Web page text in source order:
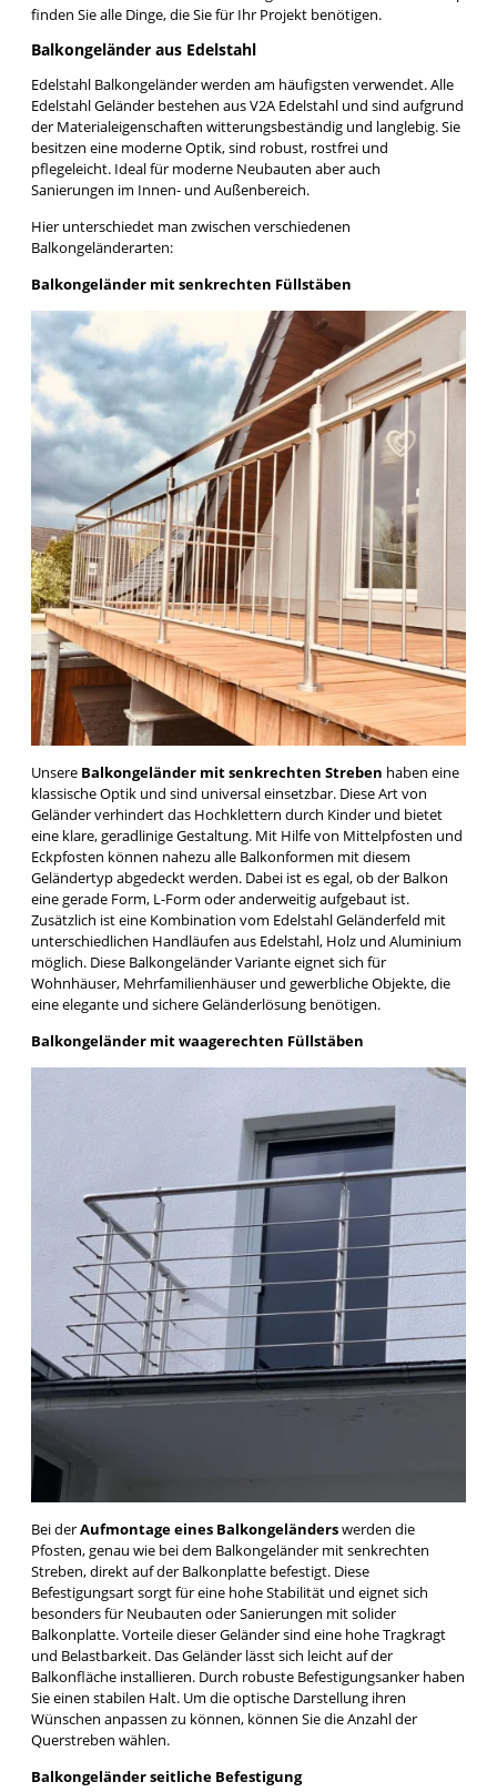
finden Sie alle Dinge, die Sie für Ihr Projekt benötigen.
Balkongeländer aus Edelstahl
Edelstahl Balkongeländer werden am häufigsten verwendet. Alle
Edelstahl Geländer bestehen aus V2A Edelstahl und sind aufgrund
der Materialeigenschaften witterungsbeständig und langlebig. Sie
besitzen eine moderne Optik, sind robust, rostfrei und
pflegeleicht. Ideal für moderne Neubauten aber auch
Sanierungen im Innen- und Außenbereich.
Hier unterschiedet man zwischen verschiedenen
Balkongeländerarten:
Balkongeländer mit senkrechten Füllstäben
Unsere Balkongeländer mit senkrechten Streben haben eine
klassische Optik und sind universal einsetzbar. Diese Art von
Geländer verhindert das Hochklettern durch Kinder und bietet
eine klare, geradlinige Gestaltung. Mit Hilfe von Mittelpfosten und
Eckpfosten können nahezu alle Balkonformen mit diesem
Geländertyp abgedeckt werden. Dabei ist es egal, ob der Balkon
eine gerade Form, L-Form oder anderweitig aufgebaut ist.
Zusätzlich ist eine Kombination vom Edelstahl Geländerfeld mit
unterschiedlichen Handläufen aus Edelstahl, Holz und Aluminium
möglich. Diese Balkongeländer Variante eignet sich für
Wohnhäuser, Mehrfamilienhäuser und gewerbliche Objekte, die
eine elegante und sichere Geländerlösung benötigen.
Balkongeländer mit waagerechten Füllstäben
Bei derAufmontage eines Balkongeländerswerden die
Pfosten, genau wie bei dem Balkongeländer mit senkrechten
Streben, direkt auf der Balkonplatte befestigt. Diese
Befestigungsart sorgt für eine hohe Stabilität und eignet sich
besonders für Neubauten oder Sanierungen mit solider
Balkonplatte. Vorteile dieser Geländer sind eine hohe Tragkragt
und Belastbarkeit. Das Geländer lässt sich leicht auf der
Balkonfläche installieren. Durch robuste Befestigungsanker haben
Sie einen stabilen Halt. Um die optische Darstellung ihren
Wünschen anpassen zu können, können Sie die Anzahl der
Querstreben wählen.
Balkongeländer seitliche Befestigung